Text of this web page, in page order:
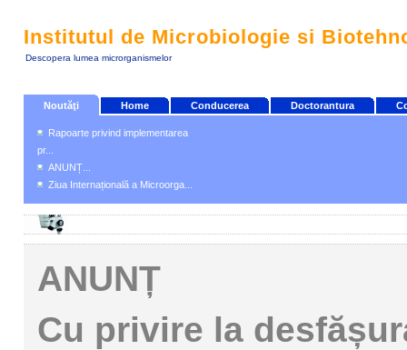
Institutul de Microbiologie si
Descopera lumea microrganismelor
Noutăţi Home Conducerea Doctorantura
Rapoarte privind implementarea
pr...
ANUNȚ...
Ziua Internațională a Microorga...
ANUNȚ
Cu privire la